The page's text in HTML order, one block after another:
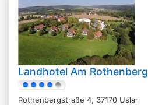
Landhotel Am Rothenberg
Rothenbergstraße 4, 37170 Uslar